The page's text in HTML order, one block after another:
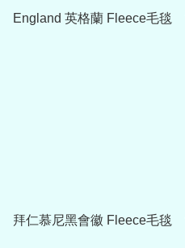
England 英格蘭 Fleece毛毯
拜仁慕尼黑會徽 Fleece毛毯